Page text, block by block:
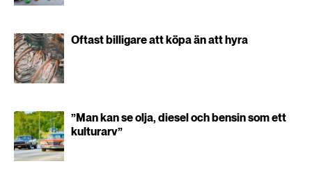
Oftast billigare att köpa än att hyra
”Man kan se olja, diesel och bensin som ett
kulturarv”